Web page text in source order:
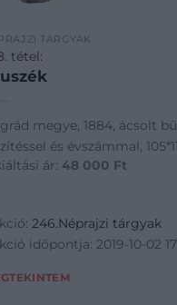
TÁRGYAK
tétel:
megye, 1884, ácsolt
és évszámmal,
ár: 48 000 Ft
246.Néprajzi tárgyak
időpontja: 2019-10-02